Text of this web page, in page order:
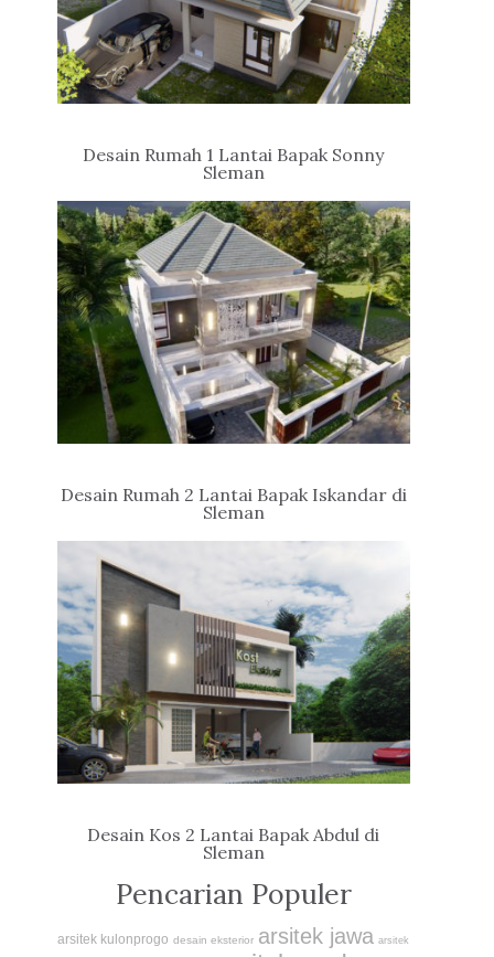
Desain Rumah 1 Lantai Bapak Sonny
Sleman
Desain Rumah 2 Lantai Bapak Iskandar di
Sleman
Desain Kos 2 Lantai Bapak Abdul di
Sleman
Pencarian Populer
arsitek kulonprogo desain eksterior arsitek jawa arsitek